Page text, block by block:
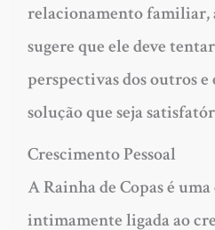
relacionamento familiar,
sugere que ele deve
perspectivas dos outros
solução que seja
Crescimento Pessoal
A Rainha de Copas é
intimamente ligada ao